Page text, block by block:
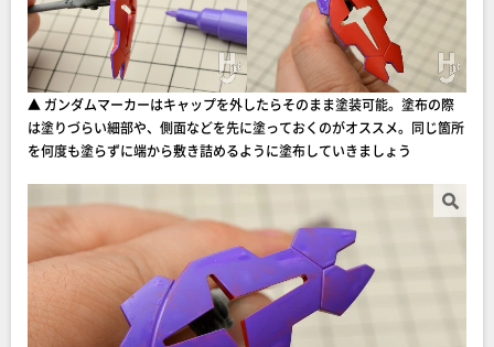
▲ ガンダムマーカーはキャップを外したらそのまま塗装可能。塗布の際
は塗りづらい細部や、側面などを先に塗っておくのがオススメ。同じ箇所
を何度も塗らずに端から敷き詰めるように塗布していきましょう